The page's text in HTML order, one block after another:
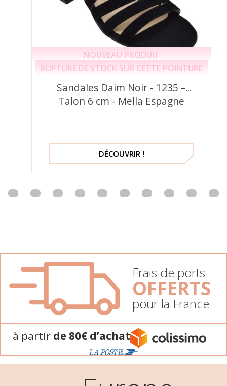
NOUVEAU PRODUIT
RUPTURE DE STOCK SUR CETTE POINTURE
Sandales Daim Noir - 1235 –
Talon 6 cm - Mella Espagne
DÉCOUVRIR !
Frais de ports
OFFERTS
pour la France
à partir de 80€ d’achat